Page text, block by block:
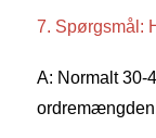
7. Spørgsmål:
A: Normalt 30-